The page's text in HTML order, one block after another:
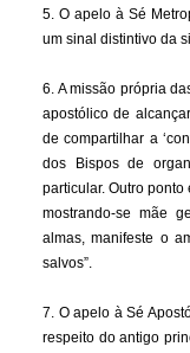
5. O apelo à Sé
um sinal distintivo da
6. A missão própria
apostólico de
de compartilhar a
dos Bispos de
particular. Outro
mostrando-se mãe
almas, manifeste o
salvos”.
7. O apelo à Sé
respeito do antigo